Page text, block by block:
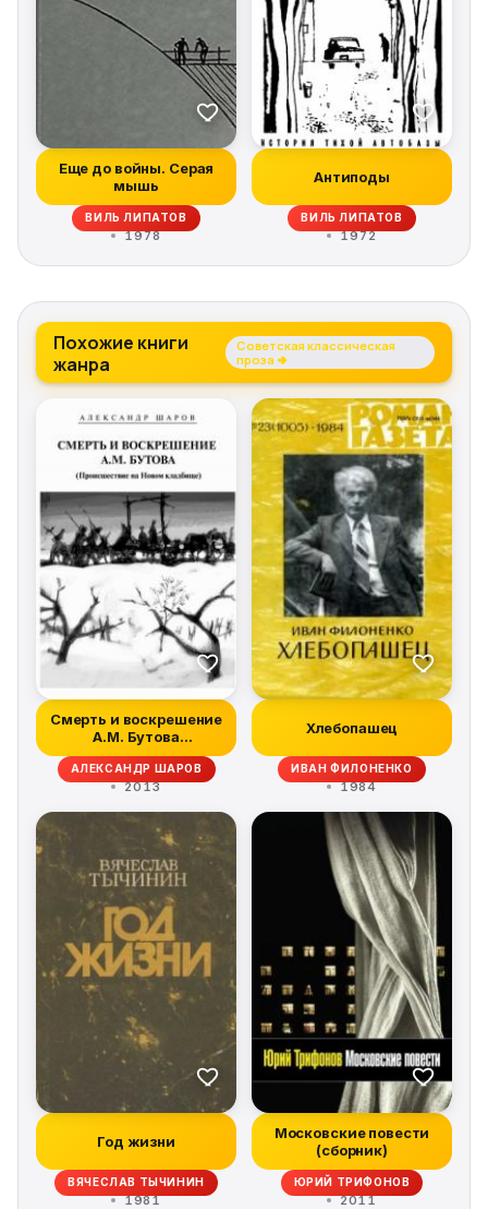
Еще до войны. Серая
мышь
ВИЛЬ ЛИПАТОВ
1978
Антиподы
ВИЛЬ ЛИПАТОВ
1972
Похожие книги
жанра
Советская классическая
проза →
Смерть и воскрешение
А.М. Бутова
(Происшествие на...
АЛЕКСАНДР ШАРОВ
2013
Хлебопашец
ИВАН ФИЛОНЕНКО
1984
Год жизни
ВЯЧЕСЛАВ ТЫЧИНИН
1981
Московские повести
(сборник)
ЮРИЙ ТРИФОНОВ
2011